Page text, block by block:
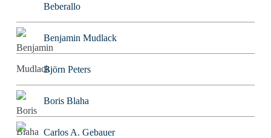
Beberallo
Benjamin Mudlack
Björn Peters
Boris Blaha
Carlos A. Gebauer